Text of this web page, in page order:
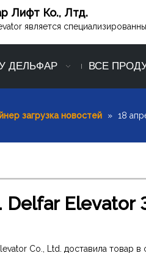
Лифт Ко., Лтд.
является
ДЕЛЬФАР ВСЕ
загрузка новостей » 18
Delfar Elevator
Co., Ltd. доставила товар